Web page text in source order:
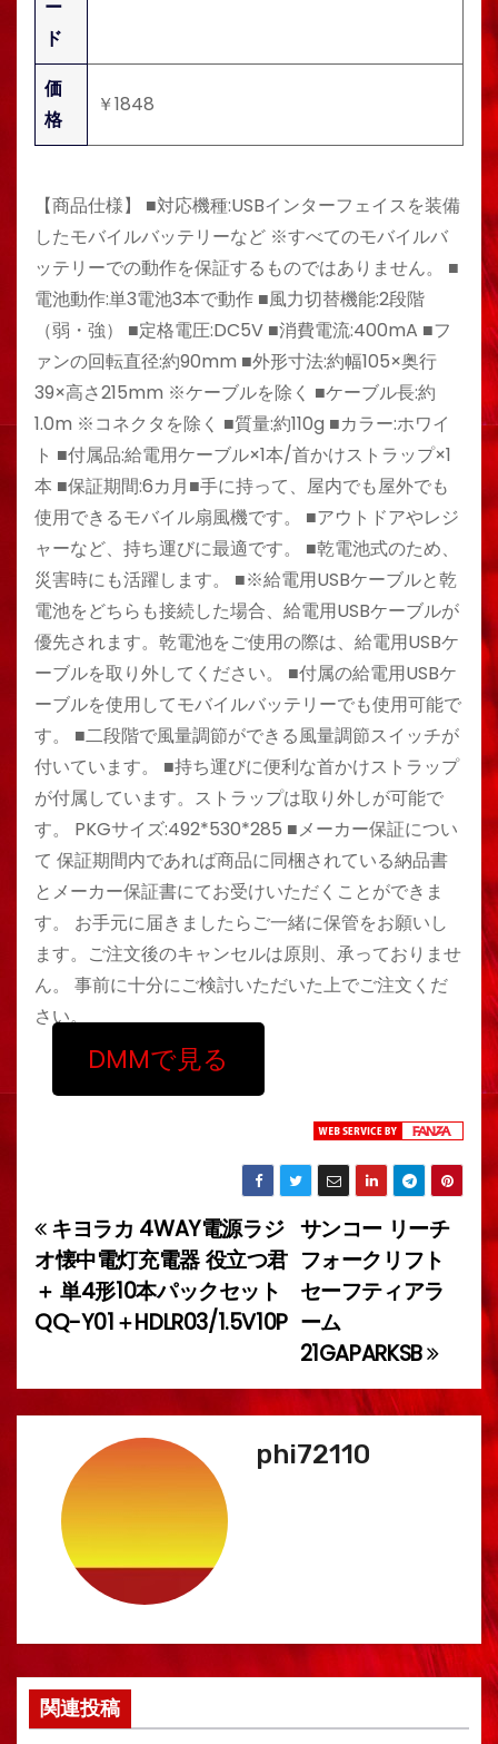
ー
ド
価
格
￥1848
【商品仕様】 ■対応機種:USBインターフェイスを装備
したモバイルバッテリーなど ※すべてのモバイルバ
ッテリーでの動作を保証するものではありません。 ■
電池動作:単3電池3本で動作 ■風力切替機能:2段階
（弱・強） ■定格電圧:DC5V ■消費電流:400mA ■フ
ァンの回転直径:約90mm ■外形寸法:約幅105×奥行
39×高さ215mm ※ケーブルを除く ■ケーブル長:約
1.0m ※コネクタを除く ■質量:約110g ■カラー:ホワイ
ト ■付属品:給電用ケーブル×1本/首かけストラップ×1
本 ■保証期間:6カ月■手に持って、屋内でも屋外でも
使用できるモバイル扇風機です。 ■アウトドアやレジ
ャーなど、持ち運びに最適です。 ■乾電池式のため、
災害時にも活躍します。 ■※給電用USBケーブルと乾
電池をどちらも接続した場合、給電用USBケーブルが
優先されます。乾電池をご使用の際は、給電用USBケ
ーブルを取り外してください。 ■付属の給電用USBケ
ーブルを使用してモバイルバッテリーでも使用可能で
す。 ■二段階で風量調節ができる風量調節スイッチが
付いています。 ■持ち運びに便利な首かけストラップ
が付属しています。ストラップは取り外しが可能で
す。 PKGサイズ:492*530*285 ■メーカー保証につい
て 保証期間内であれば商品に同梱されている納品書
とメーカー保証書にてお受けいただくことができま
す。 お手元に届きましたらご一緒に保管をお願いし
ます。ご注文後のキャンセルは原則、承っておりませ
ん。 事前に十分にご検討いただいた上でご注文くだ
さい。
DMMで見る
投
稿
ナ
ビ
ゲ
シ
ョ
サンコー リーチ
フォークリフト
セーフティアラ
ーム
21GAPARKSB
キヨラカ 4WAY電源ラジ
オ懐中電灯充電器 役立つ君
＋ 単4形10本パックセット
QQ-Y01＋HDLR03/1.5V10P
phi72110
関連投稿